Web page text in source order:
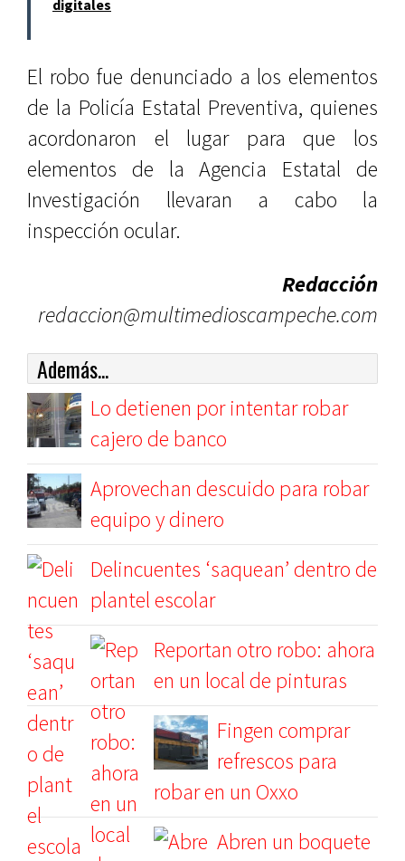
digitales
El robo fue denunciado a los elementos
de la Policía Estatal Preventiva, quienes
acordonaron el lugar para que los
elementos de la Agencia Estatal de
Investigación llevaran a cabo la
inspección ocular.
Redacción
redaccion@multimedioscampeche.com
Además...
Lo detienen por intentar robar
cajero de banco
Aprovechan descuido para robar
equipo y dinero
Delincuentes ‘saquean’ dentro de
plantel escolar
Reportan otro robo: ahora
en un local de pinturas
Fingen comprar
refrescos para
robar en un Oxxo
Abren un boquete